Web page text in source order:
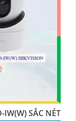
IW(W) SẮC NÉT